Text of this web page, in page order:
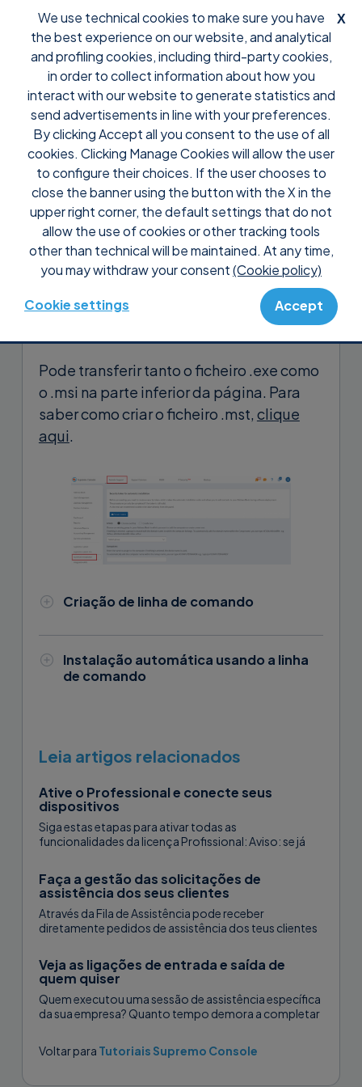
X
We use technical cookies to make sure you have
the best experience on our website, and analytical
and profiling cookies, including third-party cookies,
in order to collect information about how you
interact with our website to generate statistics and
send advertisements in line with your preferences.
By clicking Accept all you consent to the use of all
cookies. Clicking Manage Cookies will allow the user
to configure their choices. If the user chooses to
close the banner using the button with the X in the
upper right corner, the default settings that do not
allow the use of cookies or other tracking tools
other than technical will be maintained. At any time,
you may withdraw your consent(Cookie policy)
Cookie settings Accept
Support Tutoriais Supremo Console
Configure o Supremo e
instale-o remotamente
No linkSuporte remoto – Instalação
Automática, pode gerar a linha de
comando para a instalação automática
do Supremo, utilizando um ficheiro com
extensão .exe, .msi ou .msi com .mst.
Pode transferir tanto o ficheiro .exe como
o .msi na parte inferior da página. Para
saber como criar o ficheiro .mst, clique
aqui.
Criação de linha de comando
código de segurança, o que torna o
procedimento de instalação
A distribuição automática só é
concluída se o código ainda for
válido. Quando o procedimento for
diretamente a partir da mesma
página.
Supremo que pode configurar
centralmente.
Grupo
Instalação automática usando a linha
de comando
seguintes maneiras:
Instalação automática usando
SUPREMO.EXE
automaticamente com o ficheiro .exe
e a linha de comando gerada pela
Console, por exemplo:
Supremo.exe /deploy /execute
/SetTokenAndPasswordBase64
/USilioNameWithGroupId
Leia artigos relacionados
Ative o Professional e conecte seus
dispositivos
Siga estas etapas para ativar todas as
funcionalidades da licença Profissional: Aviso: se já
Faça a gestão das solicitações de
assistência dos seus clientes
Através da Fila de Assistência pode receber
diretamente pedidos de assistência dos teus clientes
Veja as ligações de entrada e saída de
quem quiser
Quem executou uma sessão de assistência específica
da sua empresa? Quanto tempo demora a completar
Voltar para Tutoriais Supremo Console